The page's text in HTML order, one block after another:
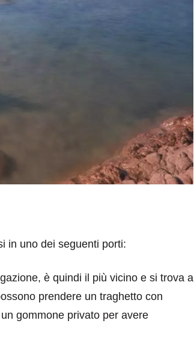
in uno dei seguenti porti:
è quindi il più vicino e si trova a
prendere un traghetto con
gommone privato per avere